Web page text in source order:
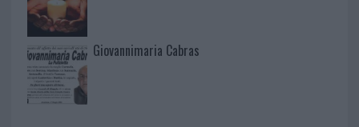
Giovannimaria Cabras